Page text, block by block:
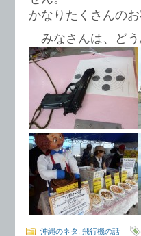
かなりたくさんの
みなさんは、ど
沖縄のネタ 飛行機の話